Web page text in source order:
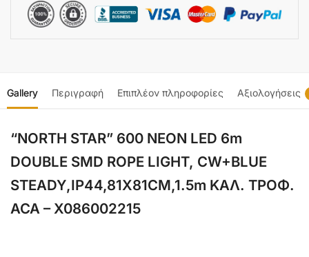
Gallery Περιγραφή Επιπλέον πληροφορίες Αξιολογήσεις
“NORTH STAR” 600 NEON LED 6m
DOUBLE SMD ROPE LIGHT, CW+BLUE
STEADY,IP44,81Χ81CM,1.5m ΚΑΛ. ΤΡΟΦ.
ACA – X086002215